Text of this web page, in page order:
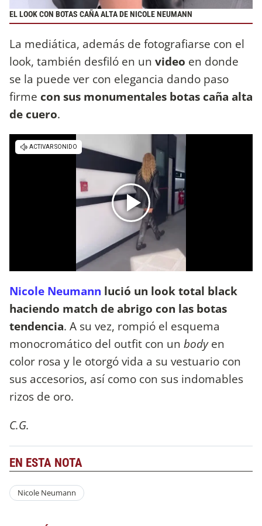
EL LOOK CON BOTAS CAÑA ALTA DE NICOLE NEUMANN
La mediática, además de fotografiarse con el
look, también desfiló en un video en donde
se la puede ver con elegancia dando paso
firme con sus monumentales botas caña alta
de cuero.
Nicole Neumann lució un look total black
haciendo match de abrigo con las botas
tendencia. A su vez, rompió el esquema
monocromático del outfit con un bodyen
color rosa y le otorgó vida a su vestuario con
sus accesorios, así como con sus indomables
rizos de oro.
C.G.
EN ESTA NOTA
Nicole Neumann